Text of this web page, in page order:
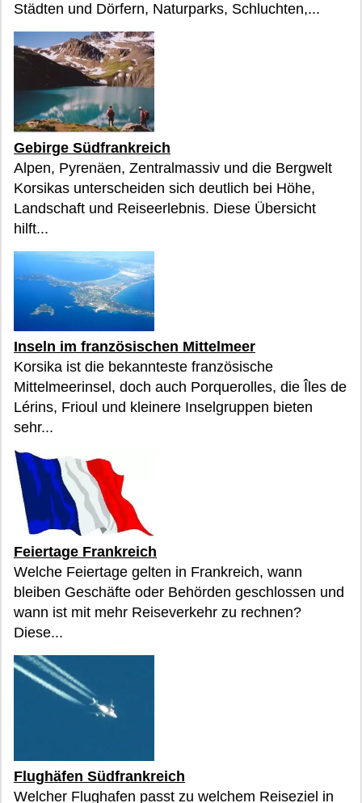
Städten und Dörfern, Naturparks, Schluchten,...
Gebirge Südfrankreich
Alpen, Pyrenäen, Zentralmassiv und die Bergwelt
Korsikas unterscheiden sich deutlich bei Höhe,
Landschaft und Reiseerlebnis. Diese Übersicht
hilft...
Inseln im französischen Mittelmeer
Korsika ist die bekannteste französische
Mittelmeerinsel, doch auch Porquerolles, die Îles de
Lérins, Frioul und kleinere Inselgruppen bieten
sehr...
Feiertage Frankreich
Welche Feiertage gelten in Frankreich, wann
bleiben Geschäfte oder Behörden geschlossen und
wann ist mit mehr Reiseverkehr zu rechnen?
Diese...
Flughäfen Südfrankreich
Welcher Flughafen passt zu welchem Reiseziel in